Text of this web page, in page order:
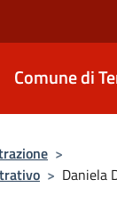
Comune di
>
> Daniela